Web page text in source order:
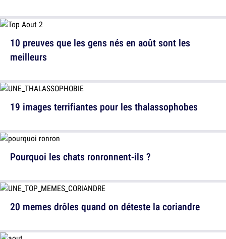
19 images terrifiantes pour les thalassophobes
20 memes drôles quand on déteste la coriandre
10 preuves que les gens nés en août sont les
meilleurs
Pourquoi les chats ronronnent-ils ?